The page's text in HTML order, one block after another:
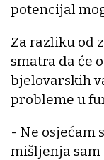
potencijal
Za razliku od
smatra da će
bjelovarskih
probleme u
- Ne osjećam
mišljenja sam